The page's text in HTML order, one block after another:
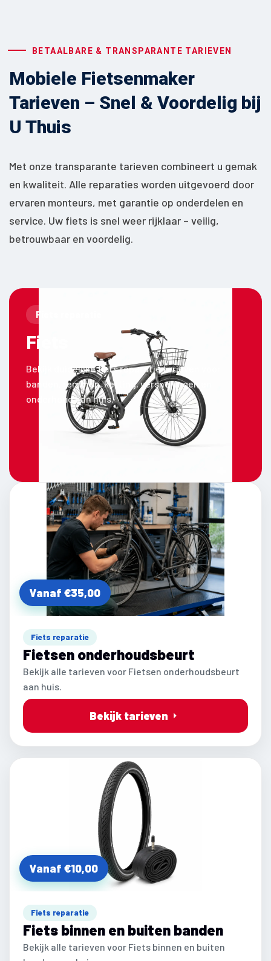
BETAALBARE & TRANSPARANTE TARIEVEN
Mobiele Fietsenmaker
Tarieven – Snel & Voordelig bij
U Thuis
Met onze transparante tarieven combineert u gemak
en kwaliteit. Alle reparaties worden uitgevoerd door
ervaren monteurs, met garantie op onderdelen en
service. Uw fiets is snel weer rijklaar – veilig,
betrouwbaar en voordelig.
Fiets reparatie
Fiets
Bekijk duidelijke fiets reparatie tarieven voor
banden, remmen, ketting, versnellingen en
onderhoud aan huis.
Vanaf €35,00
Fiets reparatie
Fietsen onderhoudsbeurt
Bekijk alle tarieven voor Fietsen onderhoudsbeurt
aan huis.
Bekijk tarieven
Vanaf €10,00
Fiets reparatie
Fiets binnen en buiten banden
Bekijk alle tarieven voor Fiets binnen en buiten